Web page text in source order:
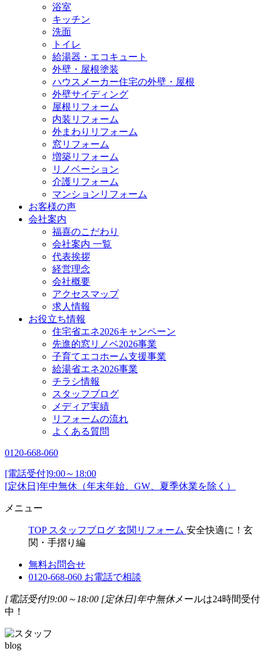
浴室
キッチン
洗面
トイレ
給湯器・エコキュート
外壁・屋根塗装
ハウスメーカー住宅の外壁・屋根
外壁サイディング
屋根リフォーム
内装リフォーム
外まわりリフォーム
窓リフォーム
増築リフォーム
リノベーション
介護リフォーム
マンションリフォーム
お客様の声
会社案内
福喜のこだわり
会社案内 一覧
代表挨拶
経営理念
会社概要
アクセスマップ
求人情報
お役立ち情報
住宅省エネ2026キャンペーン
先進的窓リノベ2026事業
子育てエコホーム支援事業
給湯省エネ2026事業
チラシ情報
スタッフブログ
メディア実績
リフォームの流れ
よくある質問
0120-668-060
[電話受付]9:00～18:00
[定休日]年中無休（年末年始、GW、夏季休業を除く）
メニュー
TOP スタッフブログ 玄関リフォーム 安全快適に！玄
関・手摺り編
無料お問合せ
0120-668-060 お電話で相談
[電話受付]9:00～18:00 [定休日]年中無休メールは24時間受付
中！
blog